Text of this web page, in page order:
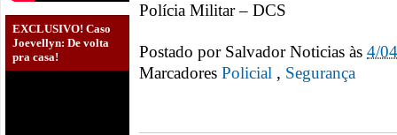
EXCLUSIVO! Caso
Joevellyn: De volta
pra casa!
Polícia Militar – DCS
Postado por Salvador Noticias às 4/
Marcadores Policial , Segurança